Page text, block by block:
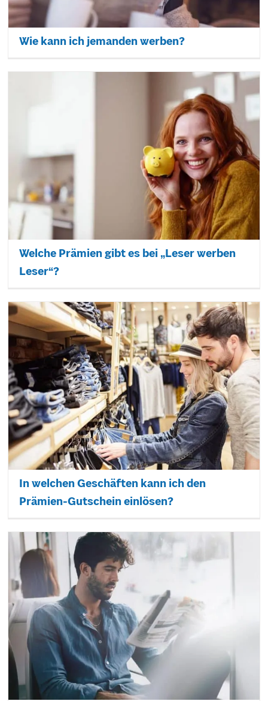
Wie kann ich jemanden werben?
Welche Prämien gibt es bei „Leser werben
Leser“?
In welchen Geschäften kann ich den
Prämien-Gutschein einlösen?